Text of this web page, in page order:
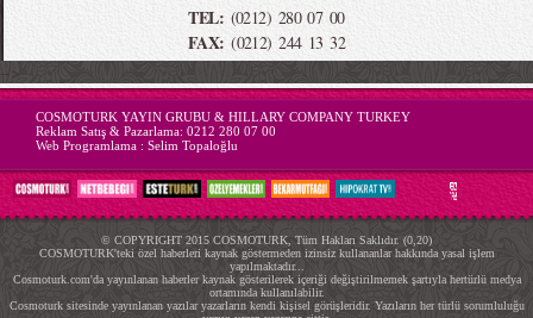
TEL: (0212) 280 07 00
FAX: (0212) 244 13 32
-->
COSMOTURK YAYIN GRUBU & HILLARY COMPANY TURKEY
Reklam Satış & Pazarlama: 0212 280 07 00
Web Programlama : Selim Topaloğlu
© COPYRIGHT 2015 COSMOTURK, Tüm Hakları Saklıdır. (0,20)
COSMOTURK'teki özel haberleri kaynak göstermeden izinsiz kullananlar hakkında yasal işlem
yapılmaktadır...
Cosmoturk.com'da yayınlanan haberler kaynak gösterilerek içeriği değiştirilmemek şartıyla hertürlü medya
ortamında kullanılabilir.
Cosmoturk sitesinde yayınlanan yazılar yazarların kendi kişisel görüşleridir. Yazıların her türlü sorumluluğu